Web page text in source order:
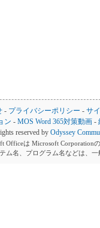
- プライバシーポリシー - サ
ン -MOS Word 365対策動画 -
reserved by Odyssey
Officeは Microsoft Corporation
ム名、プログラム名などは、